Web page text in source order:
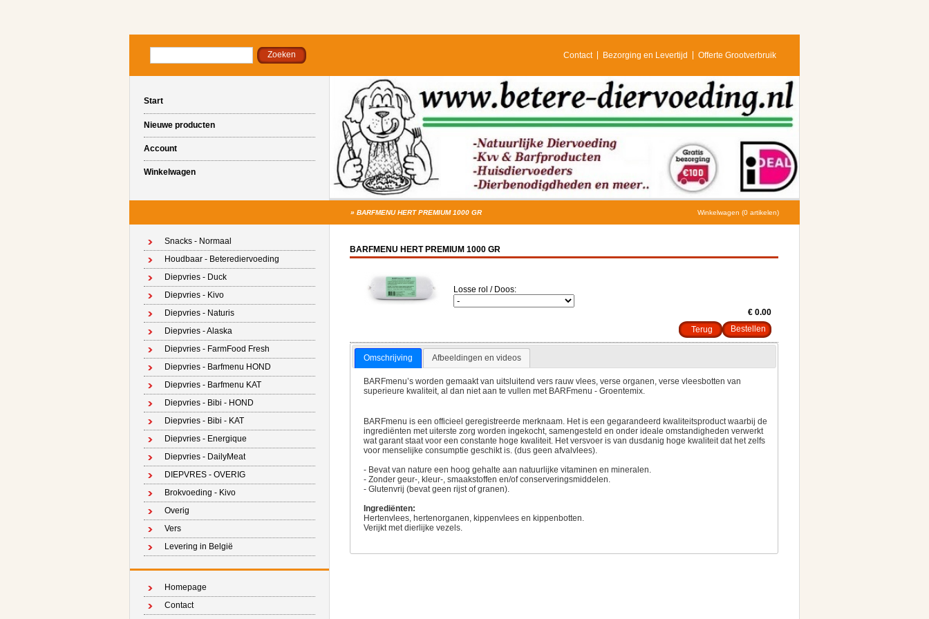
Contact Bezorging en Levertijd Offerte Grootverbruik
Start
Nieuwe producten
Account
Winkelwagen
» BARFMENU HERT PREMIUM 1000 GR Winkelwagen (0 artikelen)
Snacks - Normaal
Houdbaar - Beterediervoeding
Diepvries - Duck
Diepvries - Kivo
Diepvries - Naturis
Diepvries - Alaska
Diepvries - FarmFood Fresh
Diepvries - Barfmenu HOND
Diepvries - Barfmenu KAT
Diepvries - Bibi - HOND
Diepvries - Bibi - KAT
Diepvries - Energique
Diepvries - DailyMeat
DIEPVRES - OVERIG
Brokvoeding - Kivo
Overig
Vers
Levering in België
Homepage
Contact
BARFMENU HERT PREMIUM 1000 GR
Losse rol / Doos:
€ 0.00
Terug
Omschrijving Afbeeldingen en videos
BARFmenu’s worden gemaakt van uitsluitend vers rauw vlees, verse organen, verse vleesbotten van
superieure kwaliteit, al dan niet aan te vullen met BARFmenu - Groentemix.
BARFmenu is een officieel geregistreerde merknaam. Het is een gegarandeerd kwaliteitsproduct waarbij de
ingrediënten met uiterste zorg worden ingekocht, samengesteld en onder ideale omstandigheden verwerkt
wat garant staat voor een constante hoge kwaliteit. Het versvoer is van dusdanig hoge kwaliteit dat het zelfs
voor menselijke consumptie geschikt is. (dus geen afvalvlees).
- Bevat van nature een hoog gehalte aan natuurlijke vitaminen en mineralen.
- Zonder geur-, kleur-, smaakstoffen en/of conserveringsmiddelen.
- Glutenvrij (bevat geen rijst of granen).
Ingrediënten:
Hertenvlees, hertenorganen, kippenvlees en kippenbotten.
Verijkt met dierlijke vezels.